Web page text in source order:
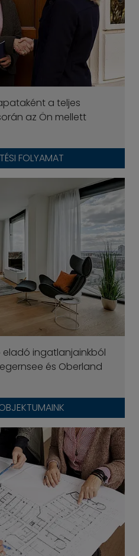
a teljes
az Ön mellett
FOLYAMAT
ingatlanjainkból
és Oberland